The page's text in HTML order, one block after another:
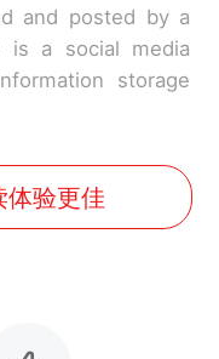
and posted by a
is a social media
storage
体验更佳